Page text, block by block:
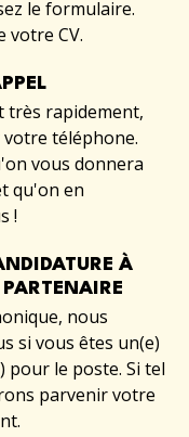
le formulaire.
votre CV.
très rapidement,
téléphone.
vous donnera
qu'on en
!
À
nous
si vous êtes un(e)
pour le poste. Si tel
parvenir votre